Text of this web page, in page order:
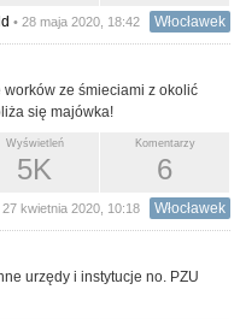
• 28 maja 2020, 18:42 Włocławek
ze śmieciami z okolić
się majówka!
Komentarzy
6
Wyświetleń
5K
27 kwietnia 2020, 10:18 Włocławek
urzędy i instytucje no. PZU